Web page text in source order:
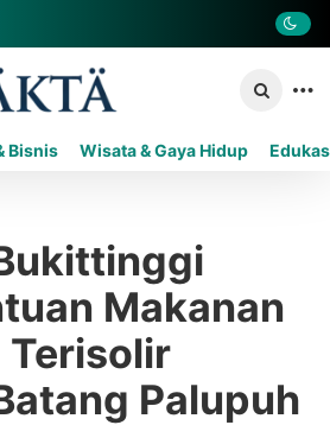
Bisnis Wisata & Gaya Hidup
Makanan
Terisolir
Palupuh